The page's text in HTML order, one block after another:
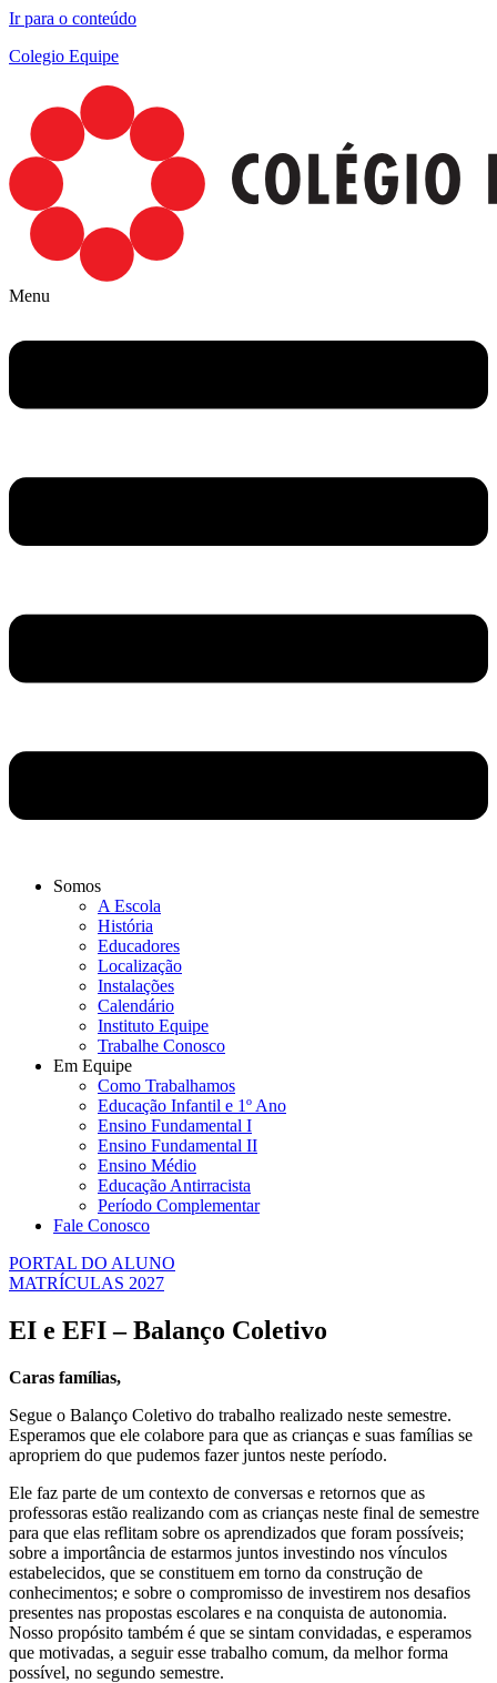
Ir para o conteúdo
Colegio Equipe
Menu
Somos
A Escola
História
Educadores
Localização
Instalações
Calendário
Instituto Equipe
Trabalhe Conosco
Em Equipe
Como Trabalhamos
Educação Infantil e 1º Ano
Ensino Fundamental I
Ensino Fundamental II
Ensino Médio
Educação Antirracista
Período Complementar
Fale Conosco
PORTAL DO ALUNO
MATRÍCULAS 2027
EI e EFI – Balanço Coletivo
Caras famílias,
Segue o Balanço Coletivo do trabalho realizado neste semestre.
Esperamos que ele colabore para que as crianças e suas famílias se
apropriem do que pudemos fazer juntos neste período.
Ele faz parte de um contexto de conversas e retornos que as
professoras estão realizando com as crianças neste final de semestre
para que elas reflitam sobre os aprendizados que foram possíveis;
sobre a importância de estarmos juntos investindo nos vínculos
estabelecidos, que se constituem em torno da construção de
conhecimentos; e sobre o compromisso de investirem nos desafios
presentes nas propostas escolares e na conquista de autonomia.
Nosso propósito também é que se sintam convidadas, e esperamos
que motivadas, a seguir esse trabalho comum, da melhor forma
possível, no segundo semestre.